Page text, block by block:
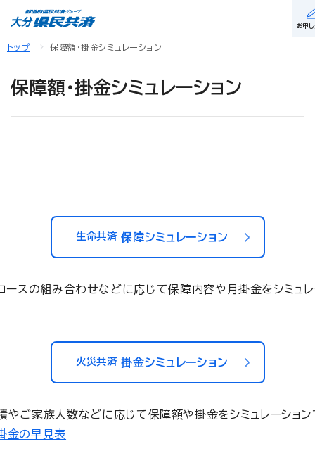
お申
トップ 保障額・掛金シミュレーション
保障額・掛金シミュレーション
生命共済保障シミュレーション
ースの組み合わせなどに応じて保障内容や月掛金をシミュレ
火災共済掛金シミュレーション
やご家族人数などに応じて保障額や掛金をシミュレーション
金の早見表